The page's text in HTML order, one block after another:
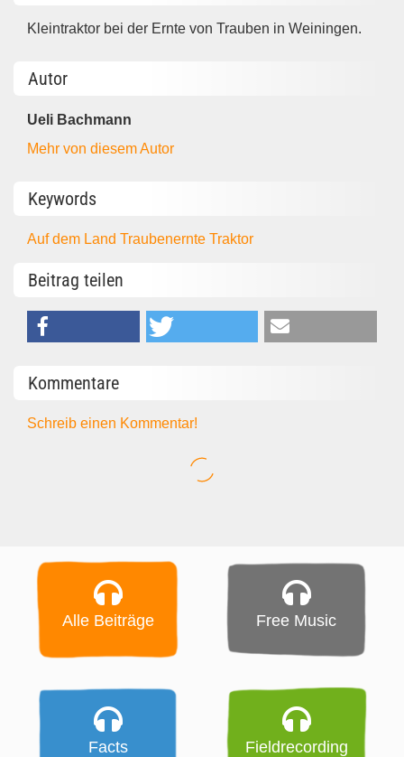
Kleintraktor bei der Ernte von Trauben in Weiningen.
Autor
Ueli Bachmann
Mehr von diesem Autor
Keywords
Auf dem LandTraubenernteTraktor
Beitrag teilen
Kommentare
Schreib einen Kommentar!
Alle Beiträge Free Music
Facts Fieldrecording